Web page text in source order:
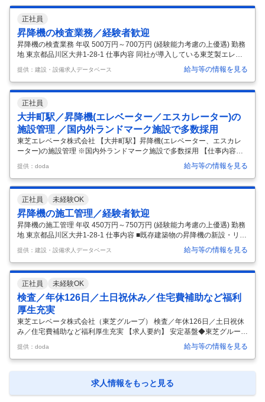
正社員
昇降機の検査業務／経験者歓迎
昇降機の検査業務 年収 500万円～700万円 (経験能力考慮の上優遇) 勤務
地 東京都品川区大井1-28-1 仕事内容 同社が導入している東芝製エレベ
ーター・エスカレーターに対し、建築基準法に基づいて定期検査を行
い、性能や安全性をの確認業務を担当していただきます。 【具体的に
は】 ■制御装置や電気系統の点検・測定(絶縁抵抗測定など) ■巻き上げ
機、ワイヤーロープ、走行路などの部品の点検 ■ピット内部の点検 ■動
作状況の確認 ■検査結果の記録や報告書作成 ■行政庁への報告業務 など
※不具合や異常の発見時には、その場で修理・調整ができそうなもので
あれば適宜対応。別途での対応が必要なケースであれ…
提供：建設・設備求人データベース 給与等の情報を見る
正社員
大井町駅／昇降機(エレベーター／エスカレーター)の
施設管理 ／国内外ランドマーク施設で多数採用
東芝エレベータ株式会社 【大井町駅】昇降機(エレベーター、エスカレ
ーター)の施設管理 ※国内外ランドマーク施設で多数採用 【仕事内容】
【大井町駅】昇降機(エレベーター、エスカレーター)の施設管理 ※国内
外ランドマーク施設で多数採用 【具体的な仕事内容】 【オフィス、高層
マンション、駅や病院など、国内外の施設で当社のエレベーター、エス
カレーターが多数採用されています／平均勤続年数19.6年】 ■業務概
要： 昇降機(エレベーター・エスカレーター)の新設もしくはリニューア
ル工事の施工管理を行います。 ・工事の事前調査、事前手配 ・営業、技
術など他部署との折衝、調整 ・工事スタート後の監督、監理など…
提供：doda 給与等の情報を見る
正社員 未経験OK
昇降機の施工管理／経験者歓迎
昇降機の施工管理 年収 450万円～750万円 (経験能力考慮の上優遇) 勤務
地 東京都品川区大井1-28-1 仕事内容 ■既存建築物の昇降機の新設・リニ
ューアル工事の施工管理を担当していただきます。 【具体的には】 同社
の主力事業は、昇降機を納入している顧客を中心に、マンション・オフ
ィスビル・商業施設等の設備全般のリニューアル工事を受注していま
す。 顧客のニーズによっては新設工事の受注もあり、その担当をしてい
ただく可能性もあります。（新設工事では下請け、リニューアル工事で
は元請け工事を多く受注しています） ・案件種類：マンションやオフィ
スビル等 ・製品：東芝製品の昇降機 ・案件エリア：東京都
提供：建設・設備求人データベース 給与等の情報を見る
正社員 未経験OK
検査／年休126日／土日祝休み／住宅費補助など福利
厚生充実
東芝エレベータ株式会社（東芝グループ） 検査／年休126日／土日祝休
み／住宅費補助など福利厚生充実 【求人要約】 安定基盤◆東芝グループ
の一員として昇降機業界を牽引 技術を磨く◆独自の研修センターや資格
取得サポート有 働きやすさ◆年休126日・土日祝休み・福利厚生充実 12
万台のエレベーター・エスカレーターの安全を守る スキルとスケールを
広げ、将来も求められる技術者へ 電気や機械に関する知識・経験を深め
るほど、 「スキルの範囲をもっと広げてみたい」 「よりスケールの大き
提供：doda 給与等の情報を見る
求人情報をもっと見る